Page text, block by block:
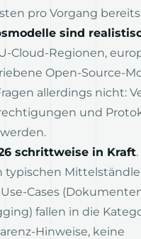
pro Vorgang bereits
sind
Cloud-Regionen,
Open-Source-
allerdings nicht:
und
schrittweise in Kraft
typischen
Cases
fallen in die
Hinweise, keine